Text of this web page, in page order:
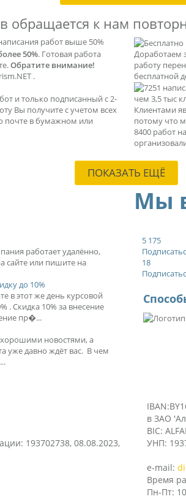
обращается к нам
работ выше 50%
50%. Готовая работа
Обратите внимание!
.
и только подписанный с 2-
Вы получите с учетом всех
почте в бумажном или
Доработаем
работу
бесплатной
чем 3,5 тыс
Клиентами
потому что
8400 работ
ПОКАЗАТЬ ЕЩЁ
работает удалённо,
сайте или пишите на
до 10%
в этот же день курсовой
. Скидка 10% за внесение
пр�...
хорошими новостями, а
уже давно ждёт вас. В чем
Мы
5 175
18
193702738, 08.08.2023,
в ЗАО
BIC:
УНП:
e-mail:
Время
Пн-Пт: